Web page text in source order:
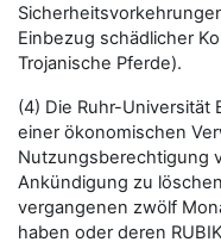
Einbezug schädlicher
Trojanische Pferde).
(4) Die Ruhr-Universität
einer ökonomischen
Nutzungsberechtigung
Ankündigung zu
vergangenen zwölf
haben oder deren